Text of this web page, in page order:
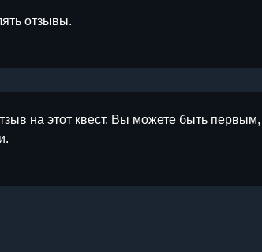
отзывы.
на этот квест. Вы можете быть первым,